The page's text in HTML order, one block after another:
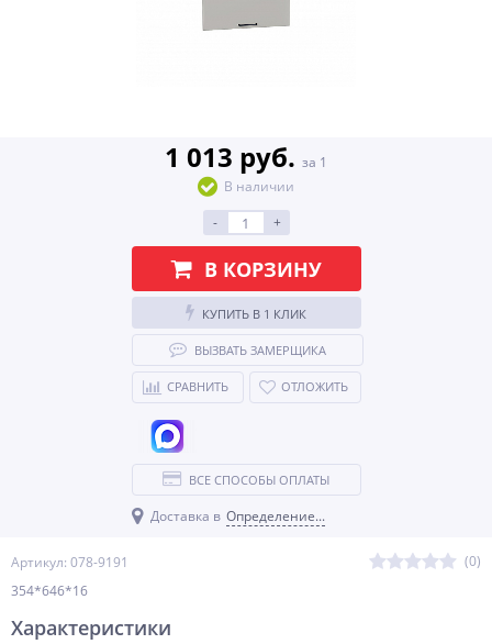
Артикул: 078-9191
(0)
354*646*16
1 013 руб. за 1
В наличии
-
+
В КОРЗИНУ
КУПИТЬ В 1 КЛИК
ВЫЗВАТЬ ЗАМЕРЩИКА
СРАВНИТЬ ОТЛОЖИТЬ
ВСЕ СПОСОБЫ ОПЛАТЫ
Доставка в Определение...
Характеристики